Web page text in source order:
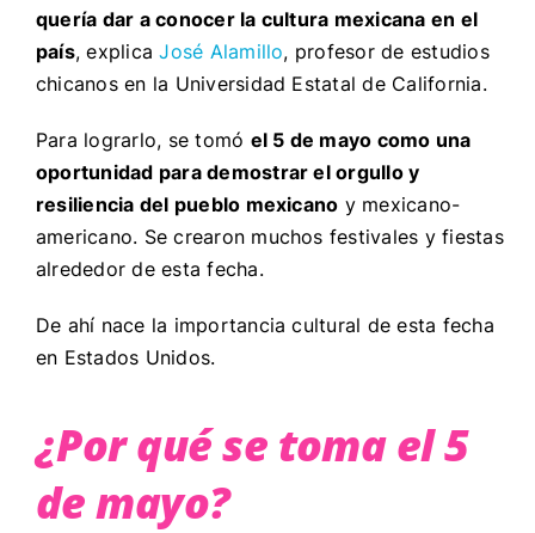
quería dar a conocer la cultura mexicana en el
país, explicaJosé Alamillo, profesor de estudios
chicanos en la Universidad Estatal de California.
Para lograrlo, se tomó el 5 de mayo como una
oportunidad para demostrar el orgullo y
resiliencia del pueblo mexicano y mexicano-
americano. Se crearon muchos festivales y fiestas
alrededor de esta fecha.
De ahí nace la importancia cultural de esta fecha
en Estados Unidos.
¿Por qué se toma el 5
de mayo?